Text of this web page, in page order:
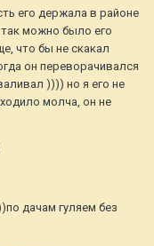
его держала в районе
можно было его
что бы не скакал
он переворачивался
)))) но я его не
молча, он не
дачам гуляем без